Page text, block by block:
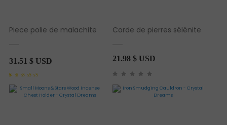
Piece polie de malachite
31.51 $ USD
notation client
Corde de pierres sélénite
21.98 $ USD